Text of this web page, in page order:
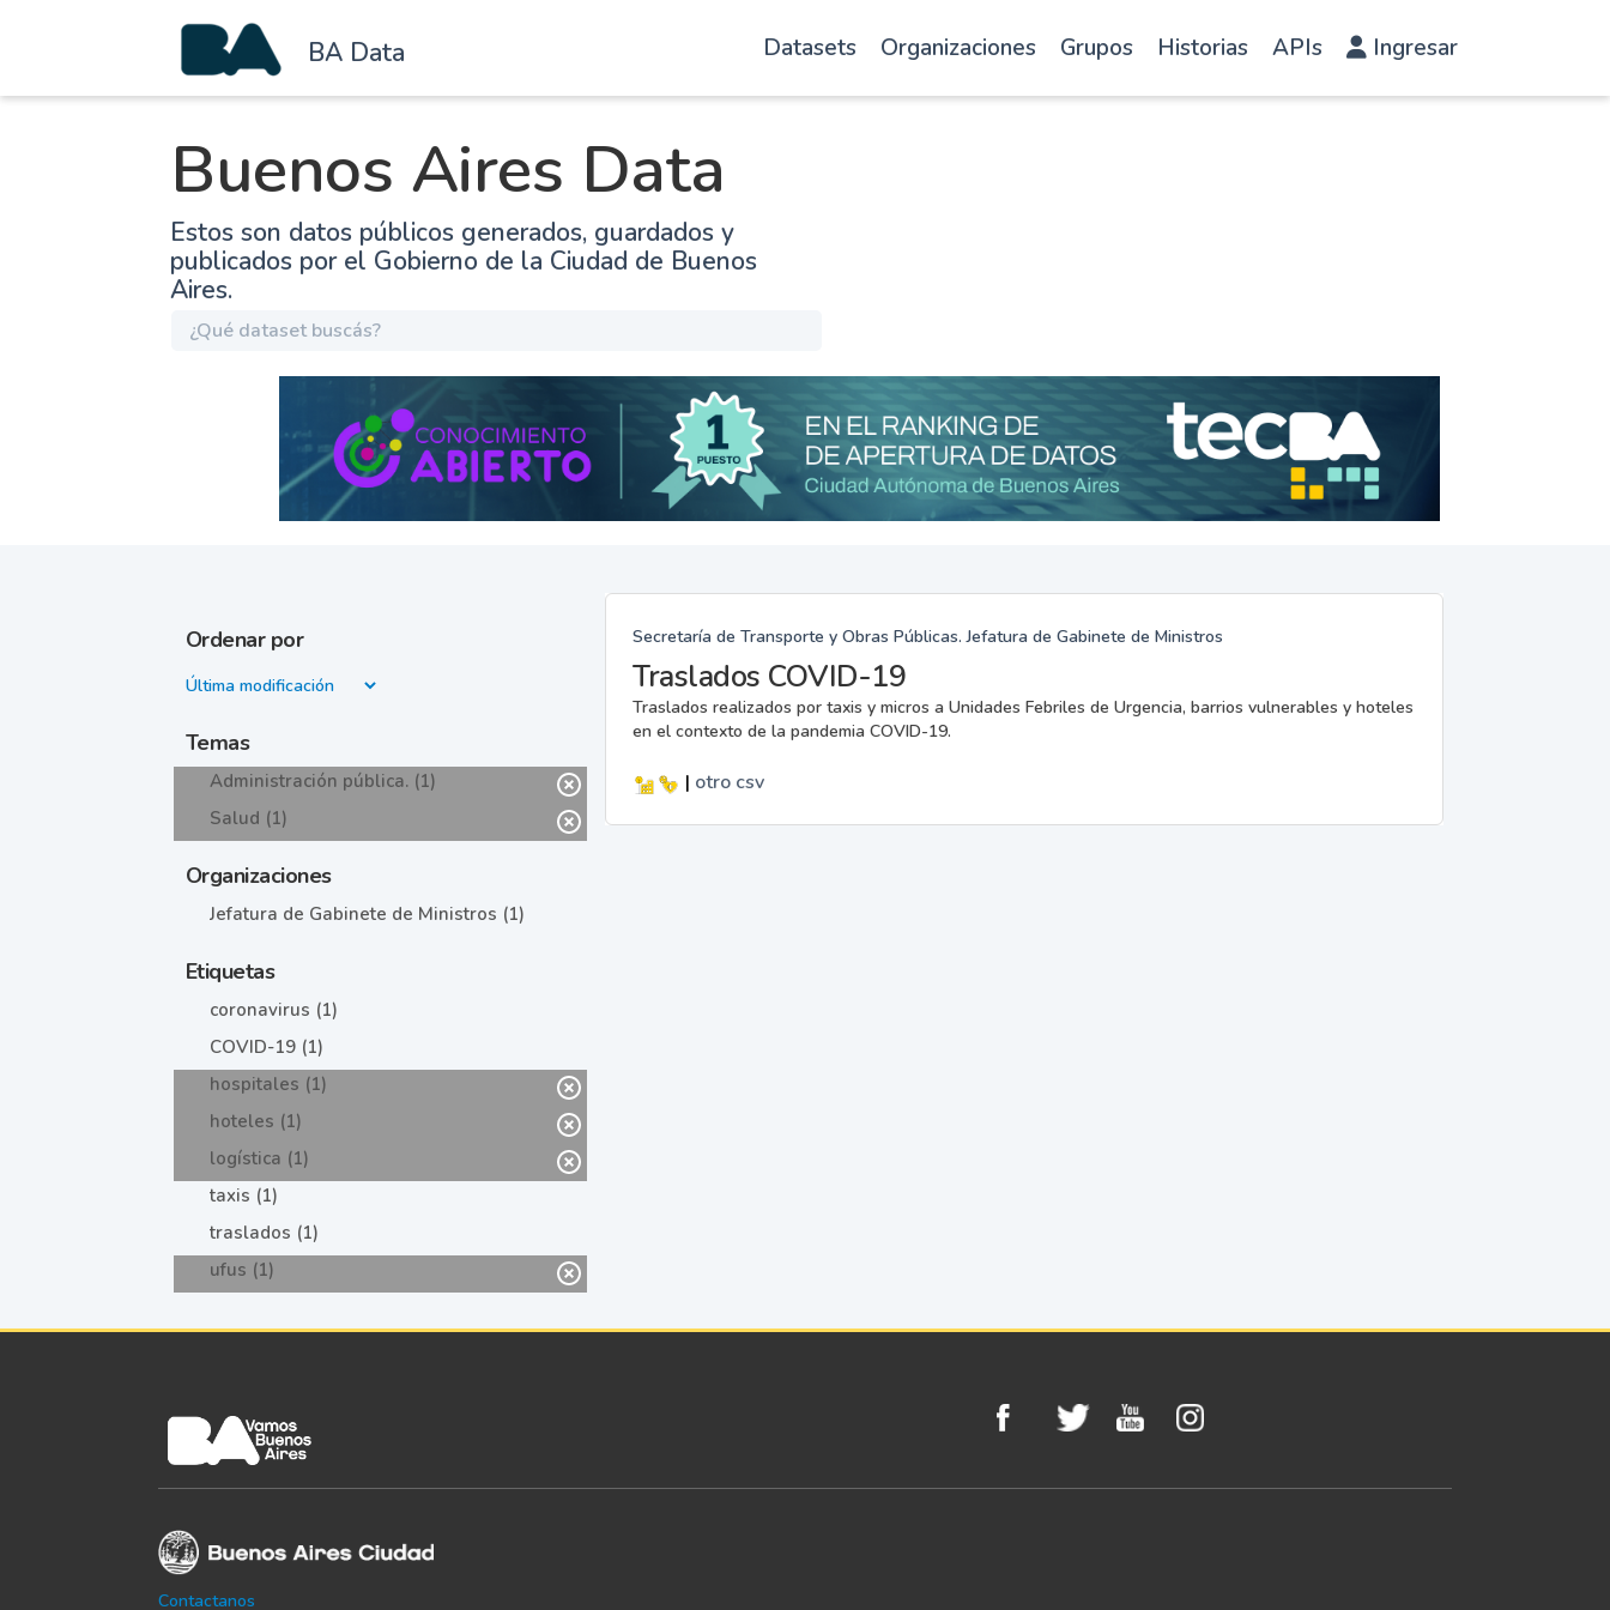
BA Data Datasets Organizaciones Grupos Historias APIs Ingresar
Buenos Aires Data
Estos son datos públicos generados, guardados y
publicados por el Gobierno de la Ciudad de Buenos
Aires.
Ordenar por
Temas
Administración pública. (1)
Salud (1)
Organizaciones
Jefatura de Gabinete de Ministros (1)
Etiquetas
coronavirus (1)
COVID-19 (1)
hospitales (1)
hoteles (1)
logística (1)
taxis (1)
traslados (1)
ufus (1)
Secretaría de Transporte y Obras Públicas. Jefatura de Gabinete de Ministros
Traslados COVID-19
Traslados realizados por taxis y micros a Unidades Febriles de Urgencia, barrios vulnerables y hoteles
en el contexto de la pandemia COVID-19.
| otro csv
Contactanos